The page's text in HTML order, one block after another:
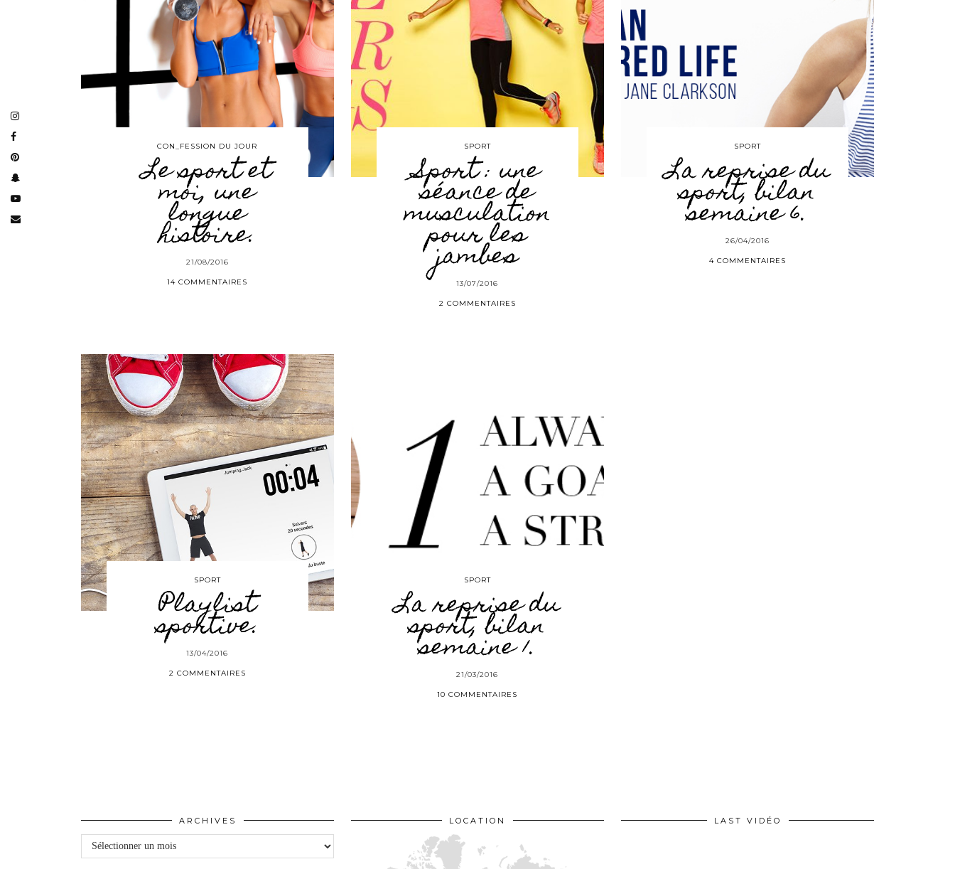
CON_FESSION DU JOUR
Le sport et
moi, une
longue
histoire.
21/08/2016
14 COMMENTAIRES
SPORT
Sport : une
séance de
musculation
pour les
jambes
13/07/2016
2 COMMENTAIRES
SPORT
La reprise du
sport, bilan
semaine 6.
26/04/2016
4 COMMENTAIRES
SPORT
Playlist
sportive.
13/04/2016
2 COMMENTAIRES
SPORT
La reprise du
sport, bilan
semaine 1.
21/03/2016
10 COMMENTAIRES
ARCHIVES
Archives
LOCATION LAST VIDÉO